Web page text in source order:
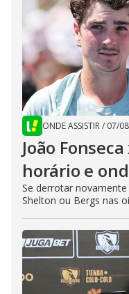
ONDE ASSISTIR/ 07/
João
horário e
Se derrotar
Shelton ou Bergs nas